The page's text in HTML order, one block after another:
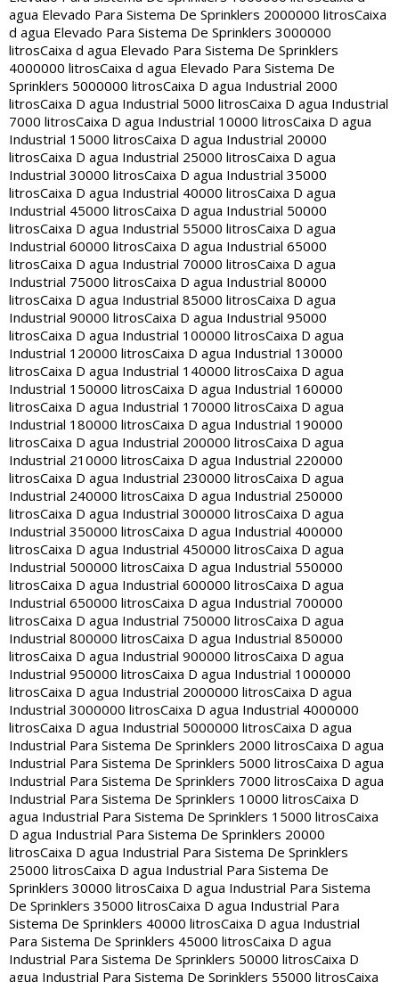
agua Elevado Para Sistema De Sprinklers 2000000 litrosCaixa
d agua Elevado Para Sistema De Sprinklers 3000000
litrosCaixa d agua Elevado Para Sistema De Sprinklers
4000000 litrosCaixa d agua Elevado Para Sistema De
Sprinklers 5000000 litrosCaixa D agua Industrial 2000
litrosCaixa D agua Industrial 5000 litrosCaixa D agua Industrial
7000 litrosCaixa D agua Industrial 10000 litrosCaixa D agua
Industrial 15000 litrosCaixa D agua Industrial 20000
litrosCaixa D agua Industrial 25000 litrosCaixa D agua
Industrial 30000 litrosCaixa D agua Industrial 35000
litrosCaixa D agua Industrial 40000 litrosCaixa D agua
Industrial 45000 litrosCaixa D agua Industrial 50000
litrosCaixa D agua Industrial 55000 litrosCaixa D agua
Industrial 60000 litrosCaixa D agua Industrial 65000
litrosCaixa D agua Industrial 70000 litrosCaixa D agua
Industrial 75000 litrosCaixa D agua Industrial 80000
litrosCaixa D agua Industrial 85000 litrosCaixa D agua
Industrial 90000 litrosCaixa D agua Industrial 95000
litrosCaixa D agua Industrial 100000 litrosCaixa D agua
Industrial 120000 litrosCaixa D agua Industrial 130000
litrosCaixa D agua Industrial 140000 litrosCaixa D agua
Industrial 150000 litrosCaixa D agua Industrial 160000
litrosCaixa D agua Industrial 170000 litrosCaixa D agua
Industrial 180000 litrosCaixa D agua Industrial 190000
litrosCaixa D agua Industrial 200000 litrosCaixa D agua
Industrial 210000 litrosCaixa D agua Industrial 220000
litrosCaixa D agua Industrial 230000 litrosCaixa D agua
Industrial 240000 litrosCaixa D agua Industrial 250000
litrosCaixa D agua Industrial 300000 litrosCaixa D agua
Industrial 350000 litrosCaixa D agua Industrial 400000
litrosCaixa D agua Industrial 450000 litrosCaixa D agua
Industrial 500000 litrosCaixa D agua Industrial 550000
litrosCaixa D agua Industrial 600000 litrosCaixa D agua
Industrial 650000 litrosCaixa D agua Industrial 700000
litrosCaixa D agua Industrial 750000 litrosCaixa D agua
Industrial 800000 litrosCaixa D agua Industrial 850000
litrosCaixa D agua Industrial 900000 litrosCaixa D agua
Industrial 950000 litrosCaixa D agua Industrial 1000000
litrosCaixa D agua Industrial 2000000 litrosCaixa D agua
Industrial 3000000 litrosCaixa D agua Industrial 4000000
litrosCaixa D agua Industrial 5000000 litrosCaixa D agua
Industrial Para Sistema De Sprinklers 2000 litrosCaixa D agua
Industrial Para Sistema De Sprinklers 5000 litrosCaixa D agua
Industrial Para Sistema De Sprinklers 7000 litrosCaixa D agua
Industrial Para Sistema De Sprinklers 10000 litrosCaixa D
agua Industrial Para Sistema De Sprinklers 15000 litrosCaixa
D agua Industrial Para Sistema De Sprinklers 20000
litrosCaixa D agua Industrial Para Sistema De Sprinklers
25000 litrosCaixa D agua Industrial Para Sistema De
Sprinklers 30000 litrosCaixa D agua Industrial Para Sistema
De Sprinklers 35000 litrosCaixa D agua Industrial Para
Sistema De Sprinklers 40000 litrosCaixa D agua Industrial
Para Sistema De Sprinklers 45000 litrosCaixa D agua
Industrial Para Sistema De Sprinklers 50000 litrosCaixa D
agua Industrial Para Sistema De Sprinklers 55000 litrosCaixa